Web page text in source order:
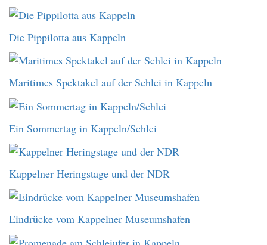
Die Pippilotta aus Kappeln
Maritimes Spektakel auf der Schlei in Kappeln
Ein Sommertag in Kappeln/Schlei
Kappelner Heringstage und der NDR
Eindrücke vom Kappelner Museumshafen